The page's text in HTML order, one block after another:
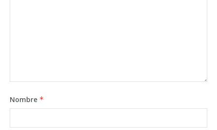
Nombre *